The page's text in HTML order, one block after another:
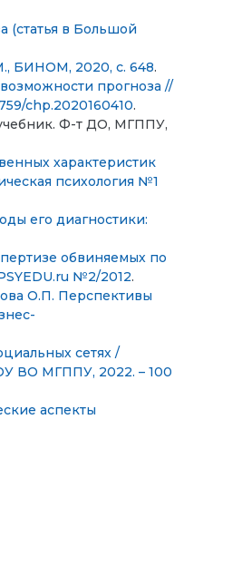
(статья в Большой
БИНОМ, 2020, с. 648.
прогноза //
chp.2020160410.
Ф-т ДО, МГППУ,
характеристик
психология №1
его диагностики:
обвиняемых по
№2/2012.
О.П. Перспективы
сетях /
ВО МГППУ, 2022. – 100
аспекты